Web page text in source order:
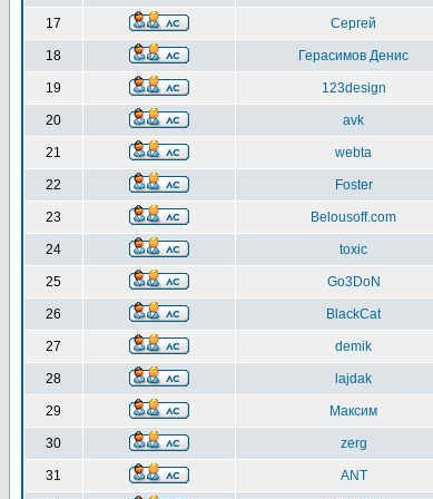
17 Сергей
18 Герасимов Денис
19 123design
20 avk
21 webta
22 Foster
23 Belousoff.com
24 toxic
25 Go3DoN
26 BlackCat
27 demik
28 lajdak
29 Максим
30 zerg
31 ANT